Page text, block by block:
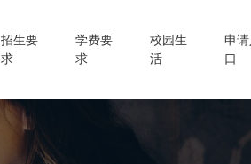
招生要
求
学费要
求
校园生
活
申
口